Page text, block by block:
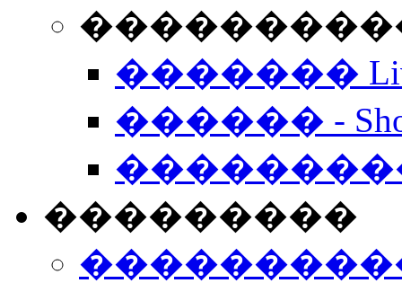
����������
�������
������ -
���������